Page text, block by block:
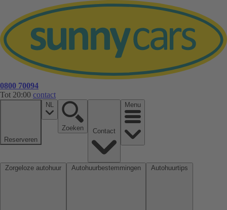
0800 70094
Tot 20:00 contact
Reserveren
NL
Zoeken
Menu